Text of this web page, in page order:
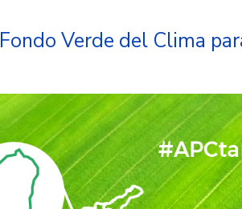
Verde del Clima